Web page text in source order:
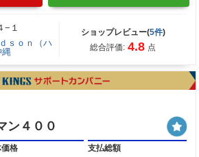
−１
ｓｏｎ（ハ
ショップレビュー(5件)
総合評価: 4.8 点
ン４００
格 支払総額